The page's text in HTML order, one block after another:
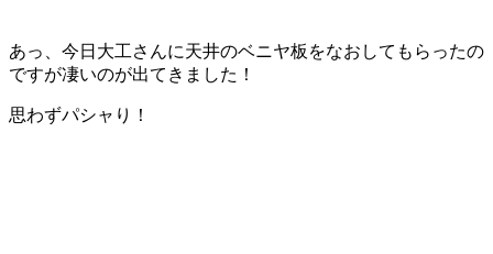
あっ、今日大工さんに天井のベニヤ板をなおしてもらったの
ですが凄いのが出てきました！
思わずパシャり！